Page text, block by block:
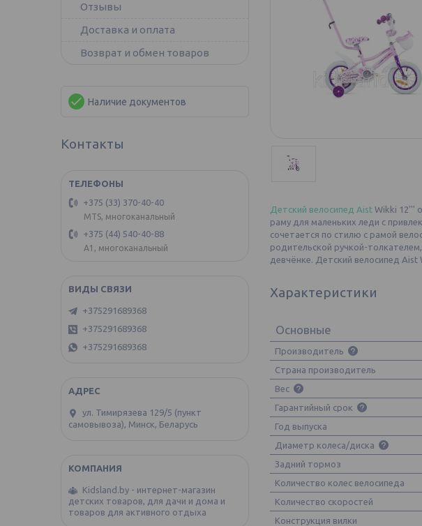
Детский велосипед Aist Wikki 12'''
раму для маленьких леди с
сочетается по стилю с рамой
родительской ручкой-
девчёнке. Детский велосипед
Характеристики
Основные
Производитель
Страна производитель
Вес
Гарантийный срок
Год выпуска
Диаметр колеса/диска
Задний тормоз
Количество колес велосипеда
Количество скоростей
Конструкция вилки
Отзывы
Доставка и оплата
Возврат и обмен товаров
Наличие документов
Контакты
+375 (33) 370-40-40
MTS, многоканальный
+375 (44) 540-40-88
А1, многоканальный
+375291689368
+375291689368
+375291689368
ул. Тимирязева 129/5 (пункт
самовывоза), Минск, Беларусь
Kidsland.by - интернет-магазин
детских товаров, для дачи и дома и
товаров для активного отдыха